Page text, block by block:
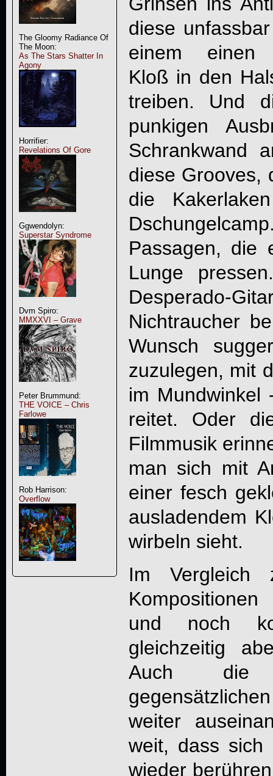
The Gloomy Radiance Of
The Moon:
As The Stars Shatter In
Agony
Horrifier:
Revelations Of Gore
Ggwendolyn:
Superstar Syndrome
Dvm Spiro:
MMXXVI – Grave
Peter Brummund:
THE VOICE – Chris
Farlowe
Rob Harrison:
Overflow
diese
einem einen
Kloß in den
treiben. Und
punkigen
Schrankwand
diese Grooves,
die
Passagen, die
Lunge
Desperado-
Nichtraucher
Wunsch
zuzulegen, mit
im Mundwinkel
reitet. Oder
Filmmusik
man sich mit
einer fesch
ausladendem
wirbeln sieht.
Im Vergleich
und noch
gleichzeitig
Auch die
weiter
weit, dass sich
wieder